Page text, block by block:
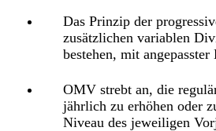
Das Prinzip der
zusätzlichen variablen
bestehen, mit angepasster
OMV strebt an, die
jährlich zu erhöhen oder
Niveau des jeweiligen